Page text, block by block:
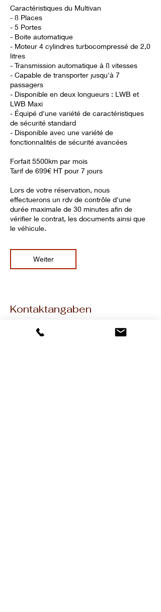
Caractéristiques du Multivan
- 8 Places
- 5 Portes
- Boite automatique
- Moteur 4 cylindres turbocompressé de 2,0
litres
- Transmission automatique à 8 vitesses
- Capable de transporter jusqu'à 7
passagers
- Disponible en deux longueurs : LWB et
LWB Maxi
- Équipé d'une variété de caractéristiques
de sécurité standard
- Disponible avec une variété de
fonctionnalités de sécurité avancées
Forfait 5500km par mois
Tarif de 699€ HT pour 7 jours
Lors de votre réservation, nous
effectuerons un rdv de contrôle d'une
durée maximale de 30 minutes afin de
vérifier le contrat, les documents ainsi que
le véhicule.
Weiter
Kontaktangaben
PICLAND LOCATION